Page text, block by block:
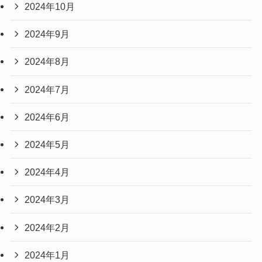
2024年10月
2024年9月
2024年8月
2024年7月
2024年6月
2024年5月
2024年4月
2024年3月
2024年2月
2024年1月